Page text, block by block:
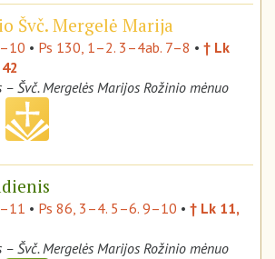
Švč. Mergelė Marija
• Ps 130, 1–2. 3–4ab. 7–8 • † Lk
– Švč. Mergelės Marijos Rožinio mėnuo
• Ps 86, 3–4. 5–6. 9–10 • † Lk 11,
– Švč. Mergelės Marijos Rožinio mėnuo